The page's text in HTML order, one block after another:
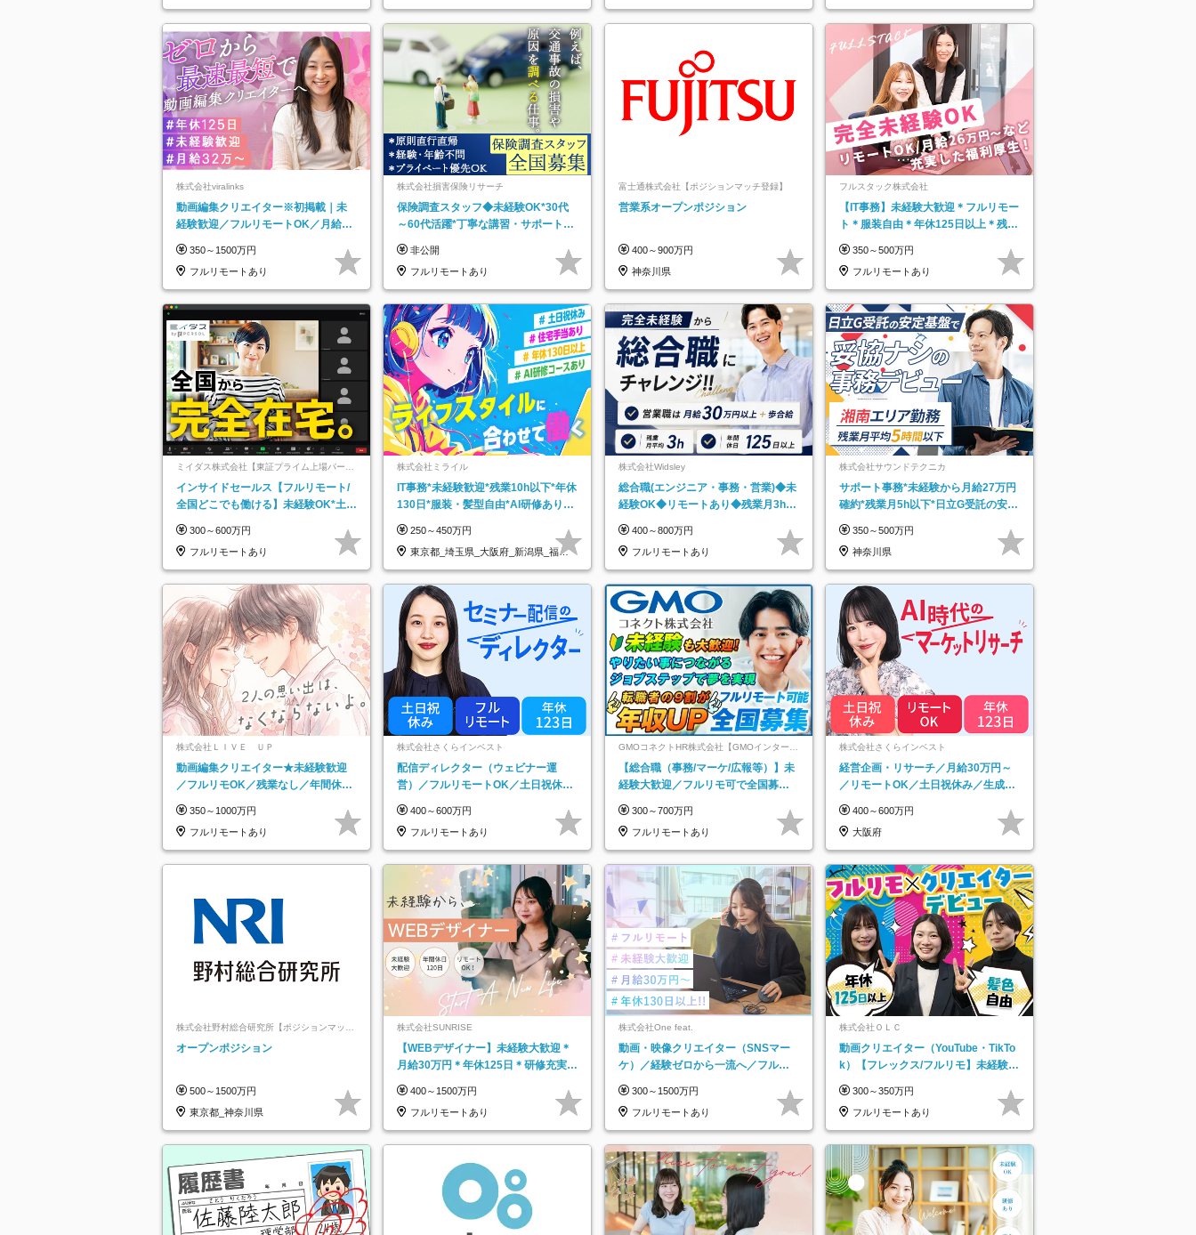
知県…
株式会社viralinks
動画編集クリエイター※初掲載｜未
経験歓迎／フルリモートOK／月給32
350～1500万円
フルリモートあり
株式会社損害保険リサーチ
保険調査スタッフ◆未経験OK*30代
～60代活躍*丁寧な講習・サポートあ
託
非公開
フルリモートあり
富士通株式会社【ポジションマッチ登録】
営業系オープンポジション
400～900万円
神奈川県
フルスタック株式会社
【IT事務】未経験大歓迎＊フルリモー
ト＊服装自由＊年休125日以上＊残業
350～500万円
フルリモートあり
ミイダス株式会社【東証プライム上場パーソ
インサイドセールス【フルリモート/
全国どこでも働ける】未経験OK*土日
300～600万円
フルリモートあり
株式会社ミライル
IT事務*未経験歓迎*残業10h以下*年休
130日*服装・髪型自由*AI研修あり*
250～450万円
東京都_埼玉県_大阪府_新潟県_福岡
県
株式会社Widsley
総合職(エンジニア・事務・営業)◆未
経験OK◆リモートあり◆残業月3h◆
400～800万円
フルリモートあり
株式会社サウンドテクニカ
サポート事務*未経験から月給27万円
確約*残業月5h以下*日立G受託の安定
350～500万円
神奈川県
株式会社ＬＩＶＥ ＵＰ
動画編集クリエイター★未経験歓迎
／フルリモOK／残業なし／年間休日
実で安心
350～1000万円
フルリモートあり
株式会社さくらインベスト
配信ディレクター（ウェビナー運
営）／フルリモートOK／土日祝休み
400～600万円
フルリモートあり
GMOコネクトHR株式会社【GMOインターネ
ットグループ】
【総合職（事務/マーケ/広報等）】未
経験大歓迎／フルリモ可で全国募
★
300～700万円
フルリモートあり
株式会社さくらインベスト
経営企画・リサーチ／月給30万円～
／リモートOK／土日祝休み／生成AI
400～600万円
大阪府
株式会社野村総合研究所【ポジションマッチ
オープンポジション
500～1500万円
東京都_神奈川県
株式会社SUNRISE
【WEBデザイナー】未経験大歓迎＊
月給30万円＊年休125日＊研修充実＊
400～1500万円
フルリモートあり
株式会社One feat.
動画・映像クリエイター（SNSマー
ケ）／経験ゼロから一流へ／フルリ
日以上
300～1500万円
フルリモートあり
株式会社ＯＬＣ
動画クリエイター（YouTube・TikTo
k）【フレックス/フルリモ】未経験O
300～350万円
フルリモートあり